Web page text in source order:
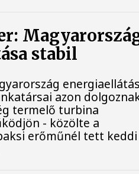
stabil
azon
termelő turbina
- közölte a
erőműnél tett keddi